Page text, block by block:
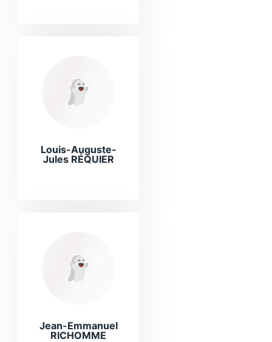
Louis-Auguste-
Jules RÉQUIER
Jean-Emmanuel
RICHOMME